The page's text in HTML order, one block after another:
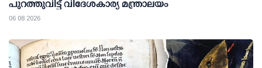
പുറത്തുവിട്ട് വിദേശകാര്യ മന്ത്രാലയം
06 08 2026